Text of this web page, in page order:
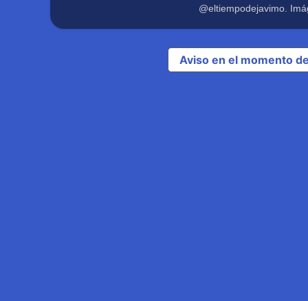
@eltiempodejavimo.
Aviso en el momento